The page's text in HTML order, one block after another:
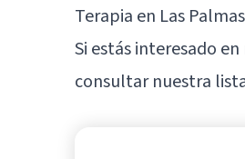
Terapia en Las
Si estás interesado
consultar nuestra